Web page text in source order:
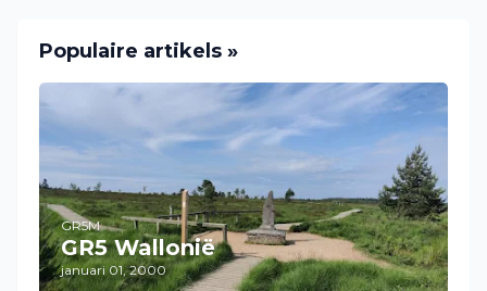
Populaire artikels »
GR5M
GR5 Wallonië
januari 01, 2000